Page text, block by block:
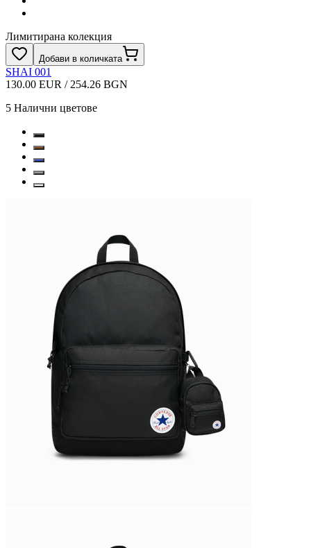
Лимитирана колекция
Добави в количката
SHAI 001
130.00 EUR / 254.26 BGN
5 Налични цветове